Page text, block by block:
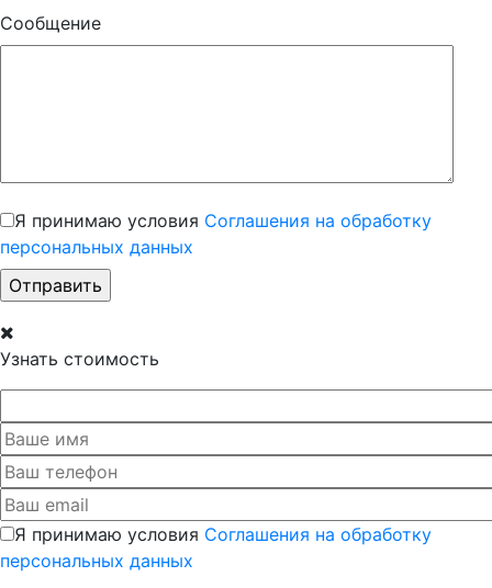
Сообщение
Я принимаю условия Соглашения на обработку
персональных данных
Узнать стоимость
Я принимаю условия Соглашения на обработку
персональных данных